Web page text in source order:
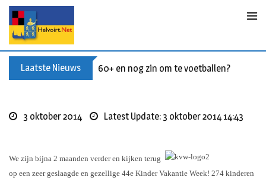
p
Laatste Nieuws 60+ en nog zin om te voetballen? Kom
3 oktober 2014 Latest Update: 3 oktober 2014 14:43
We zijn bijna 2 maanden verder en kijken terug
op een zeer geslaagde en gezellige 44e Kinder Vakantie Week! 274 kinderen